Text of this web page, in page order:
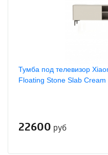
Тумба под телевизор
Floating Stone Slab
22600 руб